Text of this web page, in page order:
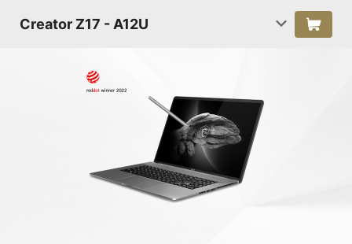
Creator Z17 - A12U